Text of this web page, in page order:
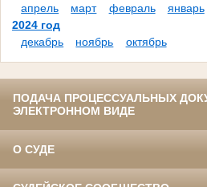
апрель
март февраль
январь
2024 год
декабрь
ноябрь октябрь
ПОДАЧА ПРОЦЕССУАЛЬНЫХ
ЭЛЕКТРОННОМ ВИДЕ
О СУДЕ